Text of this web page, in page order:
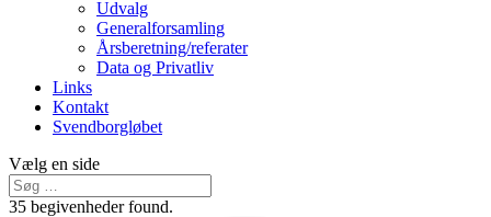
Udvalg
Generalforsamling
Årsberetning/referater
Data og Privatliv
Links
Kontakt
Svendborgløbet
Vælg en side
35 begivenheder found.